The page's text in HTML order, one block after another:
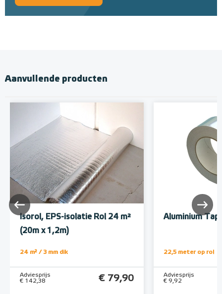
Aanvullende producten
Isorol, EPS-isolatie Rol 24 m²
(20m x 1,2m)
24 m² / 3 mm dik
Adviesprijs
€ 142,38
€ 79,90
Aluminium
22,5 meter op rol
Adviesprijs
€ 9,92